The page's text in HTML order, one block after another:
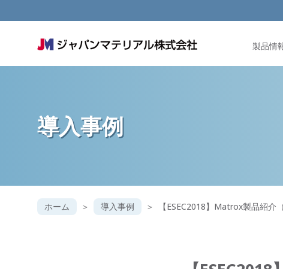
製品情
導入事例
ホーム 導入事例 【ESEC2018】Matrox製品紹